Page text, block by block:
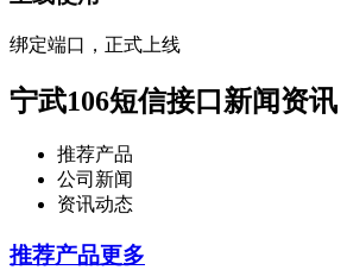
绑定端口，正式上线
宁武106短信接口新闻资讯
推荐产品
公司新闻
资讯动态
推荐产品更多